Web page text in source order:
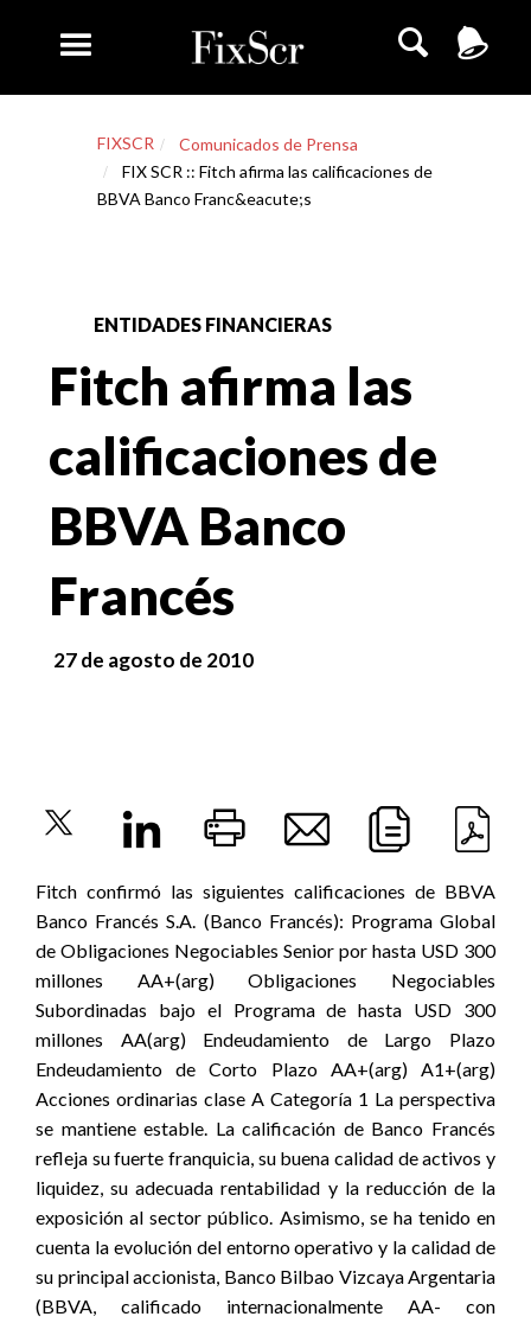
FIXSCR
Comunicados de Prensa
FIX SCR :: Fitch afirma las calificaciones de
BBVA Banco Franc&eacute;s
ENTIDADES FINANCIERAS
Fitch afirma las
calificaciones de
BBVA Banco
Francés
27 de agosto de 2010
Fitch confirmó las siguientes calificaciones de BBVA
Banco Francés S.A. (Banco Francés): Programa Global
de Obligaciones Negociables Senior por hasta USD 300
millones AA+(arg) Obligaciones Negociables
Subordinadas bajo el Programa de hasta USD 300
millones AA(arg) Endeudamiento de Largo Plazo
Endeudamiento de Corto Plazo AA+(arg) A1+(arg)
Acciones ordinarias clase A Categoría 1 La perspectiva
se mantiene estable. La calificación de Banco Francés
refleja su fuerte franquicia, su buena calidad de activos y
liquidez, su adecuada rentabilidad y la reducción de la
exposición al sector público. Asimismo, se ha tenido en
cuenta la evolución del entorno operativo y la calidad de
su principal accionista, Banco Bilbao Vizcaya Argentaria
(BBVA, calificado internacionalmente AA- con